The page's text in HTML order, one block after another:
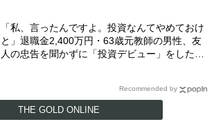
「私、言ったんですよ。投資なんてやめておけ
と」退職金2,400万円・63歳元教師の男性、友
人の忠告を聞かずに「投資デビュー」をした衝
Recommended by
THE GOLD ONLINE